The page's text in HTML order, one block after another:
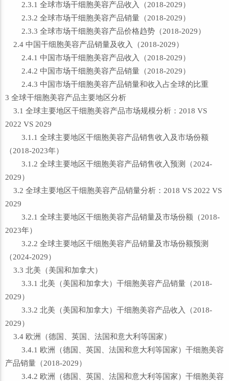
2.3.1 全球市场干细胞美容产品收入（2018-2029）
2.3.2 全球市场干细胞美容产品销量（2018-2029）
2.3.3 全球市场干细胞美容产品价格趋势（2018-2029）
2.4 中国干细胞美容产品销量及收入（2018-2029）
2.4.1 中国市场干细胞美容产品收入（2018-2029）
2.4.2 中国市场干细胞美容产品销量（2018-2029）
2.4.3 中国市场干细胞美容产品销量和收入占全球的比重
3 全球干细胞美容产品主要地区分析
3.1 全球主要地区干细胞美容产品市场规模分析：2018 VS
2022 VS 2029
3.1.1 全球主要地区干细胞美容产品销售收入及市场份额
（2018-2023年）
3.1.2 全球主要地区干细胞美容产品销售收入预测（2024-
2029）
3.2 全球主要地区干细胞美容产品销量分析：2018 VS 2022 VS
2029
3.2.1 全球主要地区干细胞美容产品销量及市场份额（2018-
2023年）
3.2.2 全球主要地区干细胞美容产品销量及市场份额预测
（2024-2029）
3.3 北美（美国和加拿大）
3.3.1 北美（美国和加拿大）干细胞美容产品销量（2018-
2029）
3.3.2 北美（美国和加拿大）干细胞美容产品收入（2018-
2029）
3.4 欧洲（德国、英国、法国和意大利等国家）
3.4.1 欧洲（德国、英国、法国和意大利等国家）干细胞美容
产品销量（2018-2029）
3.4.2 欧洲（德国、英国、法国和意大利等国家）干细胞美容